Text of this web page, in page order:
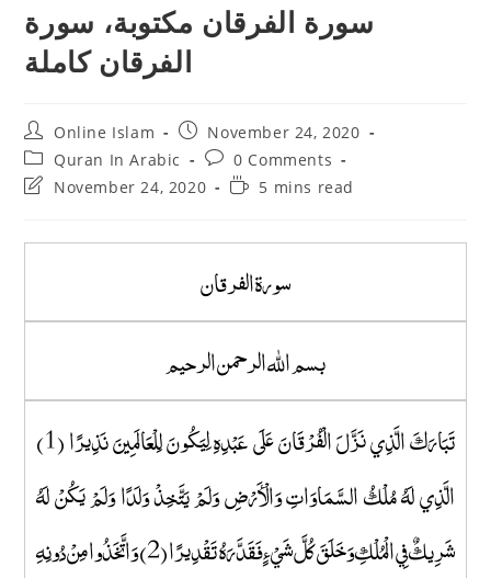
سورة الفرقان مكتوبة، سورة
الفرقان كاملة
Post
author:
Online Islam
Post
published:
November 24, 2020
Post
category:
Quran In Arabic
Post
comments:
0 Comments
PostNovember 24, 2020
Reading5 mins read
سورة الفرقان
بسم الله الرحمن الرحيم
تَبَارَكَ الَّذِي نَزَّلَ الْفُرْقَانَ عَلَى عَبْدِهِ لِيَكُونَ لِلْعَالَمِينَ نَذِيرًا (1)
الَّذِي لَهُ مُلْكُ السَّمَاوَاتِ وَالْأَرْضِ وَلَمْ يَتَّخِذْ وَلَدًا وَلَمْ يَكُنْ لَهُ
شَرِيكٌ فِي الْمُلْكِ وَخَلَقَ كُلَّ شَيْءٍ فَقَدَّرَهُ تَقْدِيرًا (2) وَاتَّخَذُوا مِنْ دُونِهِ